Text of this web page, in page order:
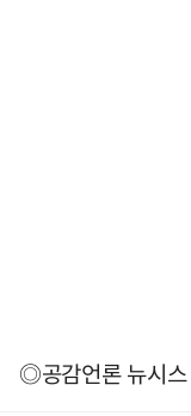
◎공감언론 뉴시스